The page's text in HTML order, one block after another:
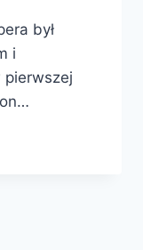
był
i
pierwszej